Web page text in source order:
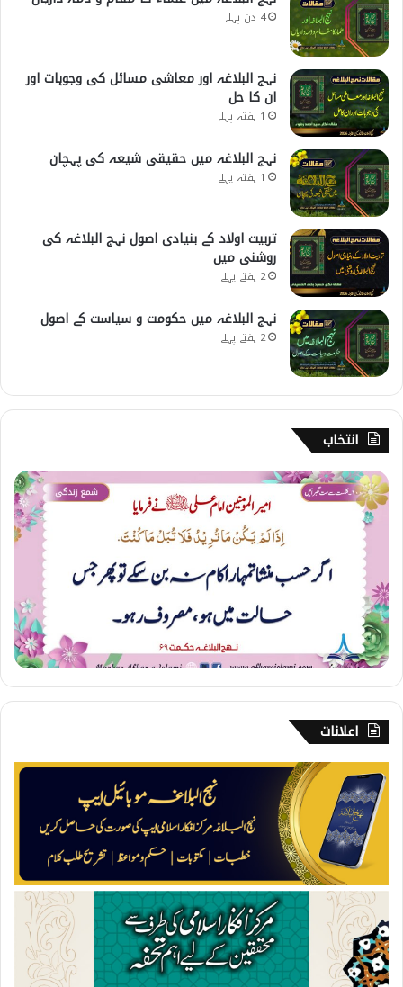
4 دن پہلے
نہج البلاغہ اور معاشی مسائل کی وجوہات اور
ان کا حل
1 ہفتہ پہلے
نہج البلاغہ میں حقیقی شیعہ کی پہچان
1 ہفتہ پہلے
تربیت اولاد کے بنیادی اصول نہج البلاغہ کی
روشنی میں
2 ہفتے پہلے
نہج البلاغہ میں حکومت و سیاست کے اصول
2 ہفتے پہلے
انتخاب
2
0
س
ت
س
ے
م
ت
گ
ھ
ب
ر
ا
اعلانات